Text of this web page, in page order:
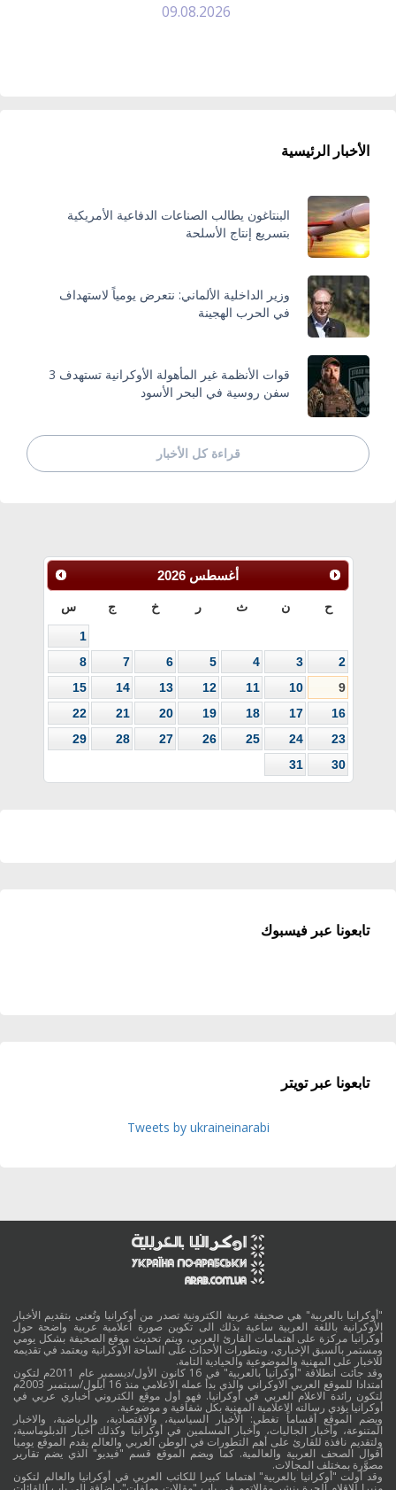
09.08.2026
الأخبار الرئيسية
البنتاغون يطالب الصناعات الدفاعية الأمريكية
بتسريع إنتاج الأسلحة
وزير الداخلية الألماني: نتعرض يومياً لاستهداف
في الحرب الهجينة
قوات الأنظمة غير المأهولة الأوكرانية تستهدف 3
سفن روسية في البحر الأسود
قراءة كل الأخبار
أغسطس 2026
ح ن ث ر خ ج س
1
2
3
4
5
6
7
8
9
10
11
12
13
14
15
16
17
18
19
20
21
22
23
24
25
26
27
28
29
30
31
تابعونا عبر فيسبوك
تابعونا عبر تويتر
Tweets by ukraineinarabi
"أوكرانيا بالعربية" هي صحيفة عربية الكترونية تصدر من أوكرانيا وتُعنى بتقديم الأخبار
الأوكرانية باللغة العربية ساعية بذلك الى تكوين صورة اعلامية عربية واضحة حول
أوكرانيا مركزة على اهتمامات القارئ العربي، ويتم تحديث موقع الصحيفة بشكل يومي
ومستمر بالسبق الإخباري، وبتطورات الأحداث على الساحة الأوكرانية ويعتمد في تقديمه
للاخبار على المهنية والموضوعية والحيادية التامة.
وقد جائت انطلاقة "أوكرانيا بالعربية" في 16 كانون الأول/ديسمبر عام 2011م لتكون
امتدادا للموقع العربي الاوكراني والذي بدأ عمله الاعلامي منذ 16 أيلول/سبتمبر 2003م
لتكون رائدة الاعلام العربي في أوكرانيا. فهو أول موقع الكتروني أخباري عربي في
أوكرانيا يؤدي رسالته الاعلامية المهنية بكل شفافية و موضوعية.
ويضم الموقع أقساماً تغطي: الأخبار السياسية، والاقتصادية، والرياضية، والاخبار
المتنوعة، وأخبار الجاليات، وأخبار المسلمين في أوكرانيا وكذلك أخبار الدبلوماسية،
ولتقديم نافذة للقارئ على أهم التطورات في الوطن العربي والعالم يقدم الموقع يوميا
أقوال الصحف العربية والعالمية. كما ويضم الموقع قسم "فيديو" الذي يضم تقارير
مصوَّرة بمختلف المجالات.
وقد أولت "أوكرانيا بالعربية" اهتماما كبيرا للكاتب العربي في أوكرانيا والعالم لتكون